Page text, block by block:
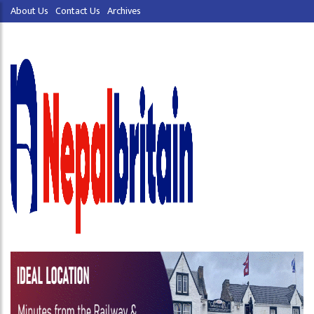
About Us Contact Us Archives